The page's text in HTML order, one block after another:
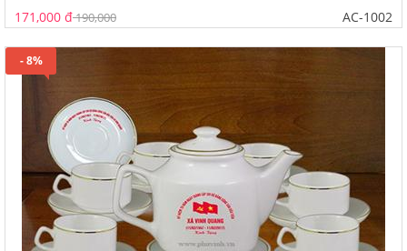
171,000 đ190,000 AC-1002
- 8%